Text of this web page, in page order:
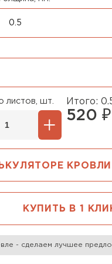
0.5
листов, шт. Итого:
520 ₽
КРОВЛИ
КУПИТЬ В 1
- сделаем лучшее